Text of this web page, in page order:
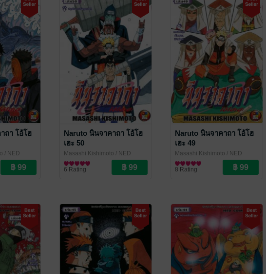
ถา โอ้โฮ
/ NED
Naruto นินจาคาถา โอ้โฮ
เฮะ 50
Masashi Kishimoto / NED
Comics
การ์ตูนทั่วไป
6 Rating
Naruto นินจาคาถา โอ้โฮ
เฮะ 49
Masashi Kishimoto / NED
Comics
การ์ตูนทั่วไป
8 Rating